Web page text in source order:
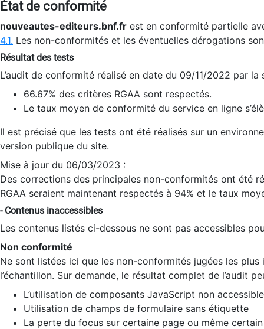
État de conformité
nouveautes-editeurs.bnf.fr est en conformité partielle
4.1. Les non-conformités et les éventuelles dérogations
Résultat des tests
L’audit de conformité réalisé en date du 09/11/2022 par
66.67% des critères RGAA sont respectés.
Le taux moyen de conformité du service en ligne
Il est précisé que les tests ont été réalisés sur un
version publique du site.
Mise à jour du 06/03/2023 :
Des corrections des principales non-conformités ont été
RGAA seraient maintenant respectés à 94% et le taux
- Contenus inaccessibles
Les contenus listés ci-dessous ne sont pas accessibles
Non conformité
Ne sont listées ici que les non-conformités jugées les
l’échantillon. Sur demande, le résultat complet de l’audit
L’utilisation de composants JavaScript non
Utilisation de champs de formulaire sans étiquette
La perte du focus sur certaine page ou même